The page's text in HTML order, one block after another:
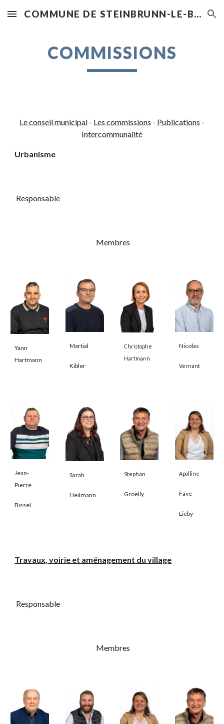
Skip to main content Skip to navigation
COMMUNE DE STEINBRUNN-LE-BAS
COMMISSIONS
Le conseil municipal - Les commissions - Publications -
Intercommunalité
Urbanisme
Responsable
Membres
Yann
Hartmann
Martial
Kibler
Christophe
Hartmann
Nicolas
Vernant
Jean-
Pierre
Bissel
Sarah
Heilmann
Stephan
Groelly
Apolline
Fave
Lieby
Travaux, voirie et aménagement du village
Responsable
Membres